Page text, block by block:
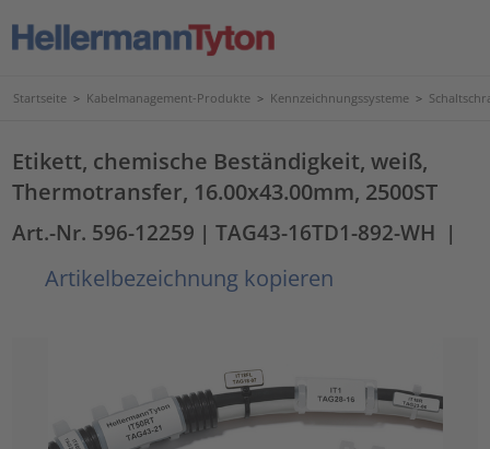
Startseite > Kabelmanagement-Produkte > Kennzeichnungssysteme >
Etikett, chemische Beständigkeit, weiß,
Thermotransfer, 16.00x43.00mm, 2500ST
Art.-Nr. 596-12259 | TAG43-16TD1-892-WH |
Artikelbezeichnung kopieren